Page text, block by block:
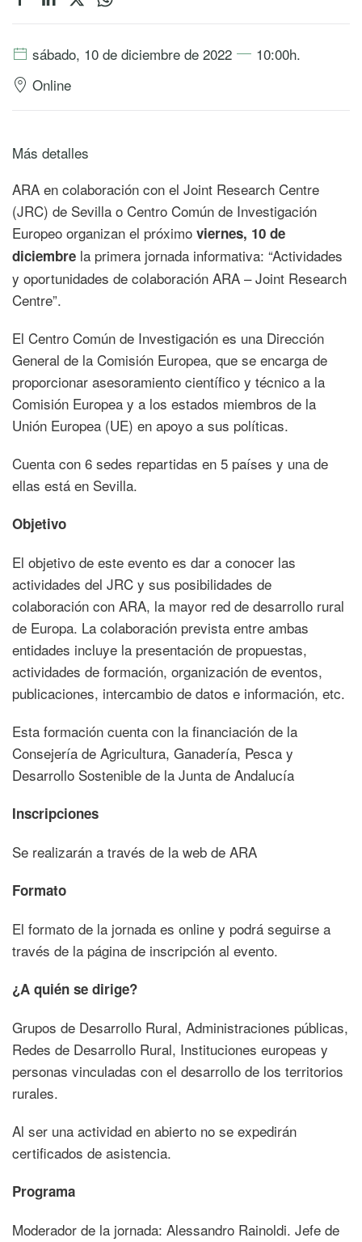
sábado, 10 de diciembre de 2022
10:00h.
Online
Más detalles
ARA en colaboración con el Joint Research Centre
(JRC) de Sevilla o Centro Común de Investigación
Europeo organizan el próximo viernes, 10 de
diciembre la primera jornada informativa: “Actividades
y oportunidades de colaboración ARA – Joint Research
Centre”.
El Centro Común de Investigación es una Dirección
General de la Comisión Europea, que se encarga de
proporcionar asesoramiento científico y técnico a la
Comisión Europea y a los estados miembros de la
Unión Europea (UE) en apoyo a sus políticas.
Cuenta con 6 sedes repartidas en 5 países y una de
ellas está en Sevilla.
Objetivo
El objetivo de este evento es dar a conocer las
actividades del JRC y sus posibilidades de
colaboración con ARA, la mayor red de desarrollo rural
de Europa. La colaboración prevista entre ambas
entidades incluye la presentación de propuestas,
actividades de formación, organización de eventos,
publicaciones, intercambio de datos e información, etc.
Esta formación cuenta con la financiación de la
Consejería de Agricultura, Ganadería, Pesca y
Desarrollo Sostenible de la Junta de Andalucía
Inscripciones
Se realizarán a través de la web de ARA
Formato
El formato de la jornada es online y podrá seguirse a
través de la página de inscripción al evento.
¿A quién se dirige?
Grupos de Desarrollo Rural, Administraciones públicas,
Redes de Desarrollo Rural, Instituciones europeas y
personas vinculadas con el desarrollo de los territorios
rurales.
Al ser una actividad en abierto no se expedirán
certificados de asistencia.
Programa
Moderador de la jornada: Alessandro Rainoldi. Jefe de